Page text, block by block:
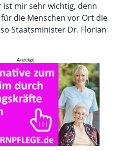
mir sehr wichtig, denn
die Menschen vor Ort die
Staatsminister Dr. Florian